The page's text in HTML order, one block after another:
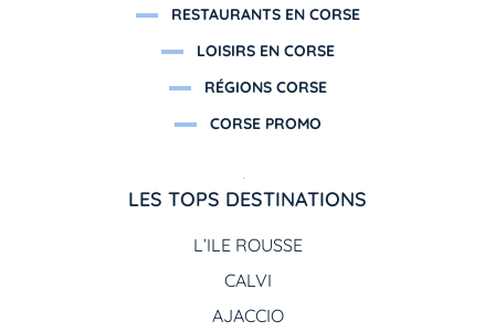
RESTAURANTS EN CORSE
LOISIRS EN CORSE
RÉGIONS CORSE
CORSE PROMO
LES TOPS DESTINATIONS
L’ILE ROUSSE
CALVI
AJACCIO